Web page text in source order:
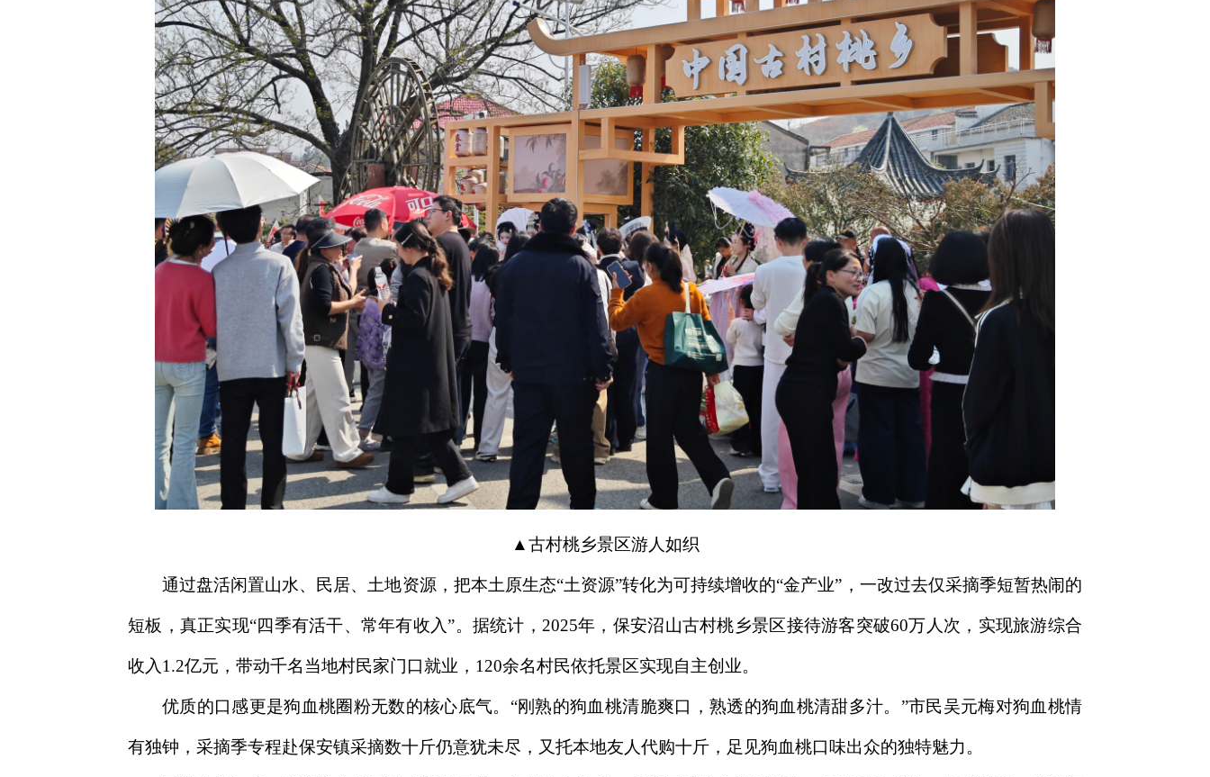
▲古村桃乡景区游人如织
通过盘活闲置山水、民居、土地资源，把本土原生态“土资源”转化为可持续增收的“金产业”，一改过去仅采摘季短暂热闹的
短板，真正实现“四季有活干、常年有收入”。据统计，2025年，保安沼山古村桃乡景区接待游客突破60万人次，实现旅游综合
收入1.2亿元，带动千名当地村民家门口就业，120余名村民依托景区实现自主创业。
优质的口感更是狗血桃圈粉无数的核心底气。“刚熟的狗血桃清脆爽口，熟透的狗血桃清甜多汁。”市民吴元梅对狗血桃情
有独钟，采摘季专程赴保安镇采摘数十斤仍意犹未尽，又托本地友人代购十斤，足见狗血桃口味出众的独特魅力。